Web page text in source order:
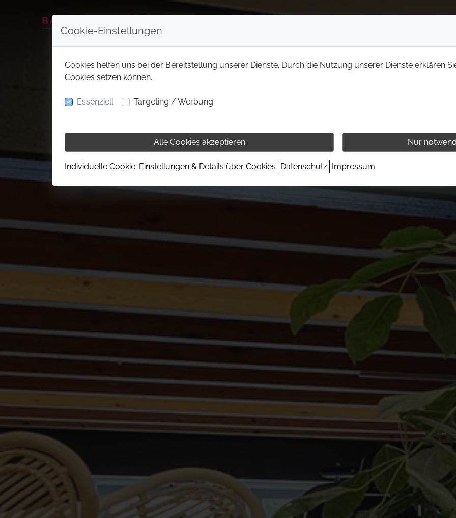
Cookie-Einstellungen
Cookies helfen uns bei der Bereitstellung unserer Dienste. Durch die Nutzung unserer Dienste erklären
Cookies setzen können.
Essenziell Targeting / Werbung
Alle Cookies akzeptieren Nur
Individuelle Cookie-Einstellungen & Details über Cookies Datenschutz Impressum